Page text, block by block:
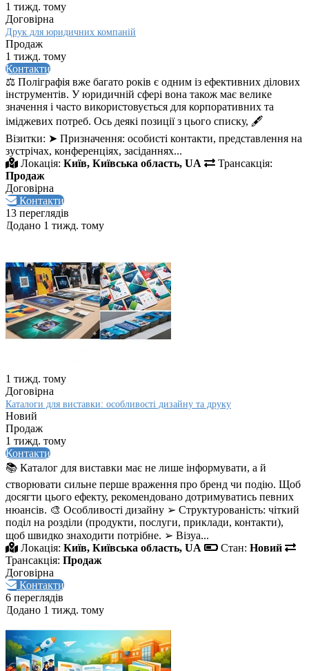
1 тижд. тому
Договірна
Друк для юридичних компаній
Продаж
1 тижд. тому
Контакти
⚖️ Поліграфія вже багато років є одним із ефективних ділових
інструментів. У юридичній сфері вона також має велике
значення і часто використовується для корпоративних та
іміджевих потреб. Ось деякі позиції з цього списку, 🖋️
Візитки: ➤ Призначення: особисті контакти, представлення на
зустрічах, конференціях, засіданнях...
Локація: Київ, Київська область, UA
Трансакція:
Продаж
Договірна
Контакти
13 переглядів
Додано 1 тижд. тому
1 тижд. тому
Договірна
Каталоги для виставки: особливості дизайну та друку
Новий
Продаж
1 тижд. тому
Контакти
📚 Каталог для виставки має не лише інформувати, а й
створювати сильне перше враження про бренд чи подію. Щоб
досягти цього ефекту, рекомендовано дотримуватись певних
нюансів. 🎨 Особливості дизайну ➢ Структурованість: чіткий
поділ на розділи (продукти, послуги, приклади, контакти),
щоб швидко знаходити потрібне. ➢ Візуа...
Локація: Київ, Київська область, UA Стан: Новий
Трансакція: Продаж
Договірна
Контакти
6 переглядів
Додано 1 тижд. тому